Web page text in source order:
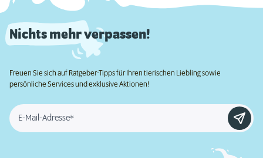
Nichts mehr verpassen!
Freuen Sie sich auf Ratgeber-Tipps für Ihren tierischen Liebling sowie
persönliche Services und exklusive Aktionen!
E-Mail-Adresse*